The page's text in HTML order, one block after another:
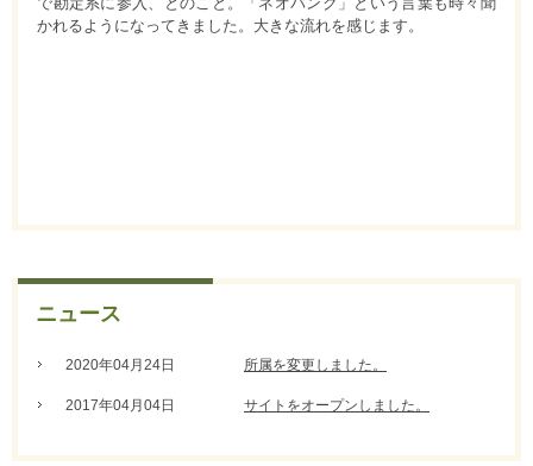
かれるようになってきました。大きな流れを感じます。
ニュース
2020年04月24日 所属を変更しました。
2017年04月04日 サイトをオープンしました。